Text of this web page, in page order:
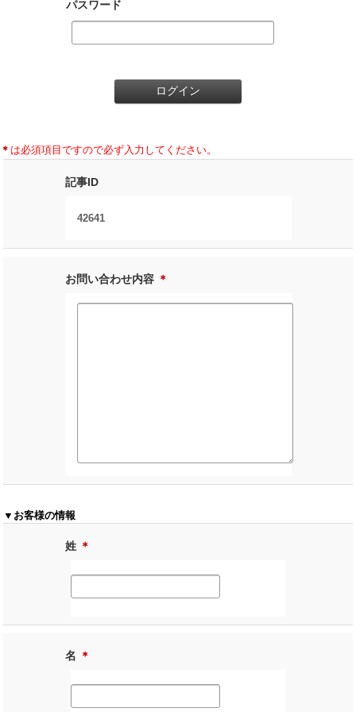
パスワード
＊ は必須項目ですので必ず入力してください。
記事ID
42641
お問い合わせ内容 ＊
▼お客様の情報
姓 ＊
名 ＊